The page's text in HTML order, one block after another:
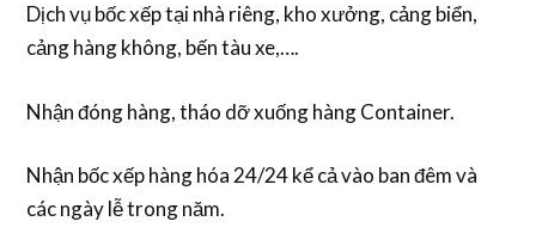
Dịch vụ bốc xếp tại nhà riêng, kho xưởng, cảng biển,
cảng hàng không, bến tàu xe,….
Nhận đóng hàng, tháo dỡ xuống hàng Container.
Nhận bốc xếp hàng hóa 24/24 kể cả vào ban đêm và
các ngày lễ trong năm.